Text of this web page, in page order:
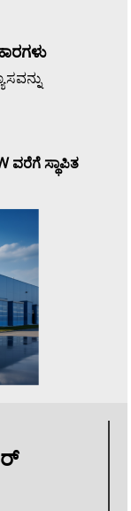
ವರೆಗೆ ಸ್ಥಾಪಿತ